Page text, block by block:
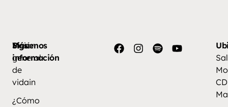
Más
información
Visión
general
de
vidain
¿Cómo
Síguenos